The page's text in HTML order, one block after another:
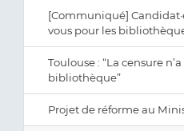
[Communiqué]
vous pour les
Toulouse : “La censure
bibliothèque”
Projet de réforme au